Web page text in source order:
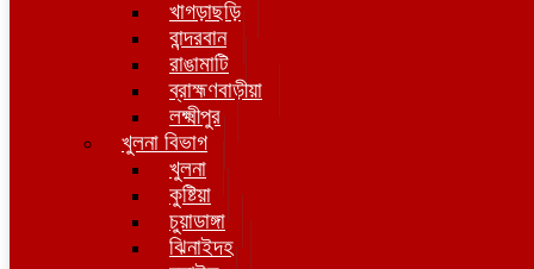
খাগড়াছড়ি
বান্দরবান
রাঙামাটি
ব্রাহ্মণবাড়ীয়া
লক্ষ্মীপুর
খুলনা বিভাগ
খুলনা
কুষ্টিয়া
চুয়াডাঙ্গা
ঝিনাইদহ